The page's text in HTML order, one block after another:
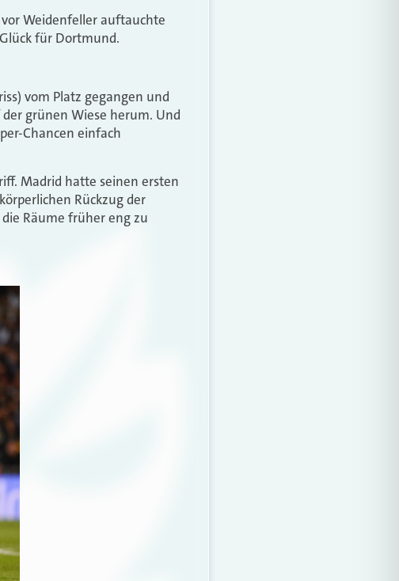
Weidenfeller auftauchte
für Dortmund.
vom Platz gegangen und
grünen Wiese herum. Und
Chancen einfach
Madrid hatte seinen ersten
Rückzug der
Räume früher eng zu